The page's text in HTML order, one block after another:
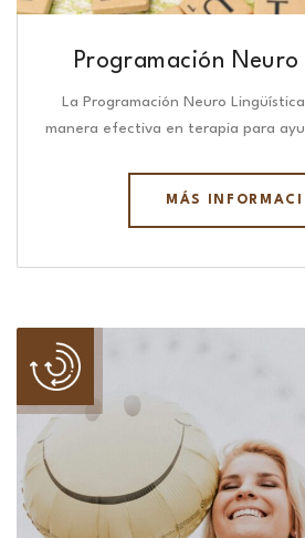
Programación
La Programación Neuro
manera efectiva en terapia para
MÁS